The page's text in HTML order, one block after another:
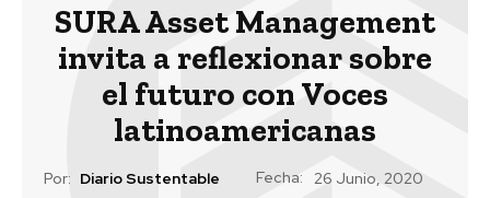
SURA Asset Management
invita a reflexionar sobre
el futuro con Voces
latinoamericanas
Por: Diario Sustentable Fecha: 26 Junio, 2020